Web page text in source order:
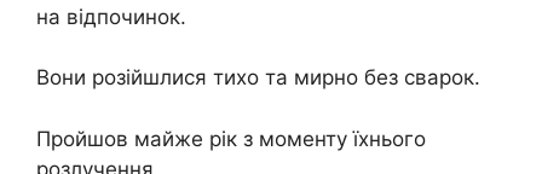
на відпочинок.
Вони розійшлися тихо та мирно без сварок.
Пройшов майже рік з моменту їхнього
розлучення.